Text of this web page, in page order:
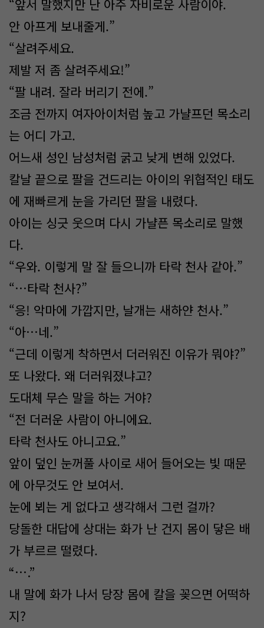
“앞서 말했지만 난 아주 자비로운 사람이야.
안 아프게 보내줄게.”
“살려주세요.
제발 저 좀 살려주세요!”
“팔 내려. 잘라 버리기 전에.”
조금 전까지 여자아이처럼 높고 가냘프던 목소리
는 어디 가고.
어느새 성인 남성처럼 굵고 낮게 변해 있었다.
칼날 끝으로 팔을 건드리는 아이의 위협적인 태도
에 재빠르게 눈을 가리던 팔을 내렸다.
아이는 싱긋 웃으며 다시 가냘픈 목소리로 말했
다.
“우와. 이렇게 말 잘 들으니까 타락 천사 같아.”
“…타락 천사?”
“응! 악마에 가깝지만, 날개는 새하얀 천사.”
“아…네.”
“근데 이렇게 착하면서 더러워진 이유가 뭐야?”
또 나왔다. 왜 더러워졌냐고?
도대체 무슨 말을 하는 거야?
“전 더러운 사람이 아니에요.
타락 천사도 아니고요.”
앞이 덮인 눈꺼풀 사이로 새어 들어오는 빛 때문
에 아무것도 안 보여서.
눈에 뵈는 게 없다고 생각해서 그런 걸까?
당돌한 대답에 상대는 화가 난 건지 몸이 닿은 배
가 부르르 떨렸다.
“….”
내 말에 화가 나서 당장 몸에 칼을 꽂으면 어떡하
지?